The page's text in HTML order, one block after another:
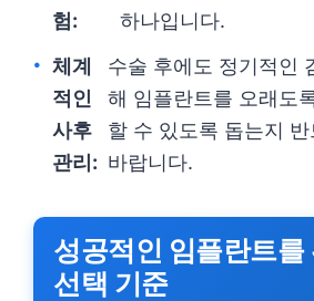
험:
하나입니다.
체계
적인
사후
관리:
수술 후에도 정기적인
해 임플란트를 오래도
할 수 있도록 돕는지
바랍니다.
성공적인 임플란트를
선택 기준